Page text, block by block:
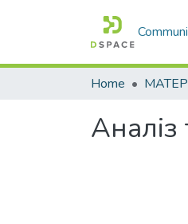
Home